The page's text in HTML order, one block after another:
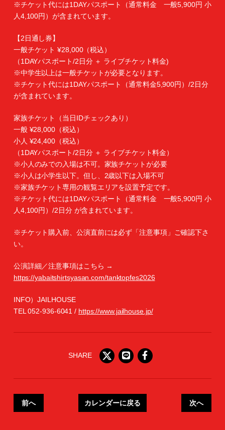
※チケット代には1DAYパスポート（通常料金 一般5,900円 小
人4,100円）が含まれています。
【2日通し券】
一般チケット ¥28,000（税込）
（1DAYパスポート/2日分 ＋ ライブチケット料金)
※中学生以上は一般チケットが必要となります。
※チケット代には1DAYパスポート（通常料金5,900円）/2日分
が含まれています。
家族チケット（当日IDチェックあり）
一般 ¥28,000（税込）
小人 ¥24,400（税込）
（1DAYパスポート/2日分 ＋ ライブチケット料金）
※小人のみでの入場は不可。家族チケットが必要
※小人は小学生以下。但し、2歳以下は入場不可
※家族チケット専用の観覧エリアを設置予定です。
※チケット代には1DAYパスポート（通常料金 一般5,900円 小
人4,100円）/2日分 が含まれています。
※チケット購入前、公演直前には必ず「注意事項」ご確認下さ
い。
公演詳細／注意事項はこちら →
https://yabaitshirtsyasan.com/tanktopfes2026
INFO）JAILHOUSE
TEL 052-936-6041 / https://www.jailhouse.jp/
SHARE
前へ カレンダーに戻る 次へ